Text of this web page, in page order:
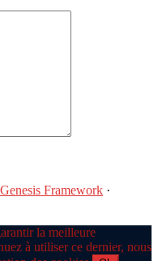
Genesis Framework ·
la meilleure
à utiliser ce dernier, nous